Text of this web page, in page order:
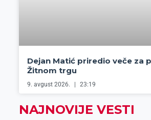
Dejan Matić priredio veče za
Žitnom trgu
9. avgust 2026. 23:19
NAJNOVIJE VESTI